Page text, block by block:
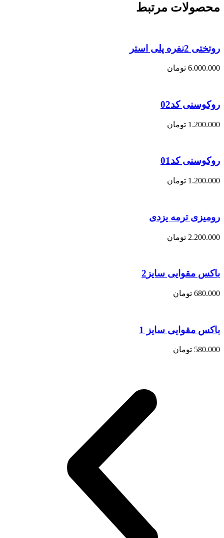
محصولات مرتبط
روتختی 2نفره پلی استر
6.000.000 تومان
روکوسنی کد02
1.200.000 تومان
روکوسنی کد01
1.200.000 تومان
رومیزی ترمه یزدی
2.200.000 تومان
باکس مقوایی سایز2
680.000 تومان
باکس مقوایی سایز 1
580.000 تومان